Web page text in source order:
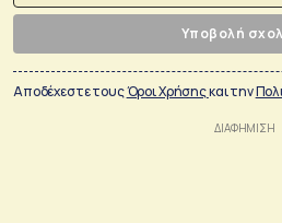
Υποβολή
Αποδέχεστε τουςΌροι Χρήσηςκαι την